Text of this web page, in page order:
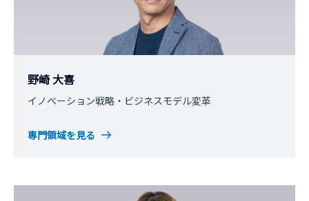
野崎 大喜
イノベーション戦略・ビジネスモデル変革
専門領域を見る